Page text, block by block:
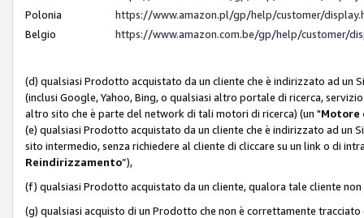
Polonia
https://www.amazon.pl/gp/help/customer/
Belgio
https://www.amazon.com.be/gp/help/customer/
(d) qualsiasi Prodotto acquistato da un cliente che è indirizzato ad un
(inclusi Google, Yahoo, Bing, o qualsiasi altro portale di ricerca,
altro sito che è parte del network di tali motori di ricerca) (un "Motore
(e) qualsiasi Prodotto acquistato da un cliente che è indirizzato ad un
sito intermedio, senza richiedere al cliente di cliccare su un link o di
Reindirizzamento”),
(f) qualsiasi Prodotto acquistato da un cliente, qualora tale cliente
(g) qualsiasi acquisto di un Prodotto che non è correttamente